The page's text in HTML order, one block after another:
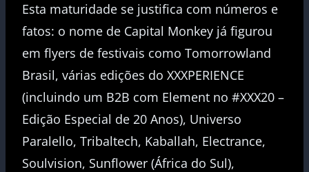
Esta maturidade se justifica com números e
fatos: o nome de Capital Monkey já figurou
em flyers de festivais como Tomorrowland
Brasil, várias edições do XXXPERIENCE
(incluindo um B2B com Element no #XXX20 –
Edição Especial de 20 Anos), Universo
Paralello, Tribaltech, Kaballah, Electrance,
Soulvision, Sunflower (África do Sul),